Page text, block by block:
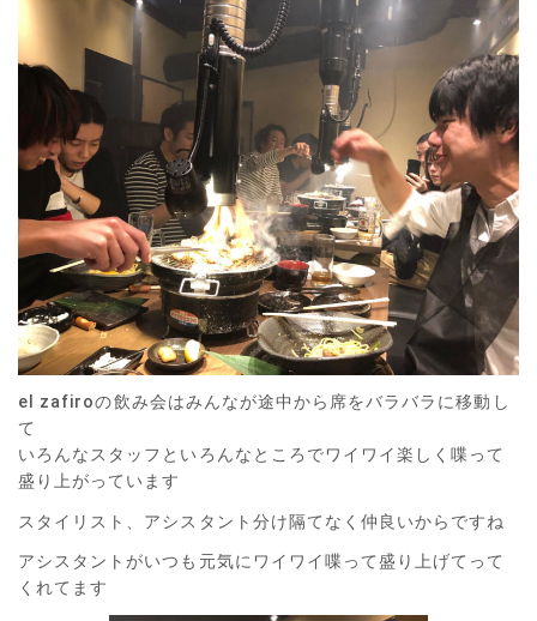
el zafiroの飲み会はみんなが途中から席をバラバラに移動し
て
いろんなスタッフといろんなところでワイワイ楽しく喋って
盛り上がっています
スタイリスト、アシスタント分け隔てなく仲良いからですね
アシスタントがいつも元気にワイワイ喋って盛り上げてって
くれてます